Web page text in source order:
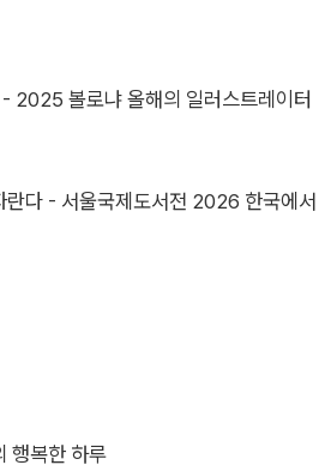
2025 볼로냐 올해의 일러스트레이터
란다 - 서울국제도서전 2026 한국에서
행복한 하루